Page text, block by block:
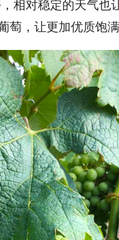
相对稳定的天气
萄，让更加优质饱